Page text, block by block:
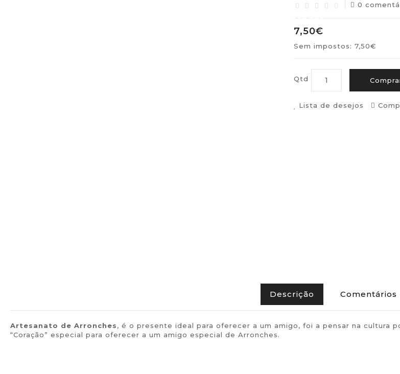
- Produções Artesanais Tradicionais Portuguesas Certificadas
0
7,50€
Sem impostos: 7,50€
Qtd
Lista de desejos
Descrição Comentários
Artesanato de Arronches, é o presente ideal para oferecer a um amigo, foi a pensar na cultura
“Coração” especial para oferecer a um amigo especial de Arronches.